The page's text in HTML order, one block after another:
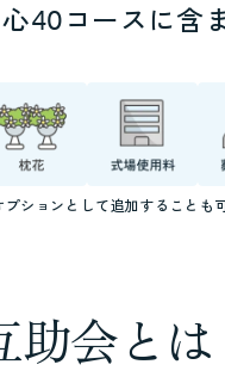
40コースに含
ションとして追加することも
助会とは